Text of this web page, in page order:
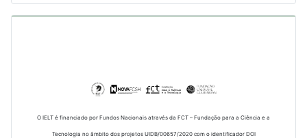
O IELT é financiado por Fundos Nacionais através da FCT – Fundação para a Ciência e a
Tecnologia no âmbito dos projetos UIDB/00657/2020 com o identificador DOI